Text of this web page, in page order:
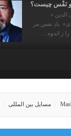
و نَفْس چیست؟
الدین «
بادِ نفس مر
را ز اندوه…
مسایل بین المللی